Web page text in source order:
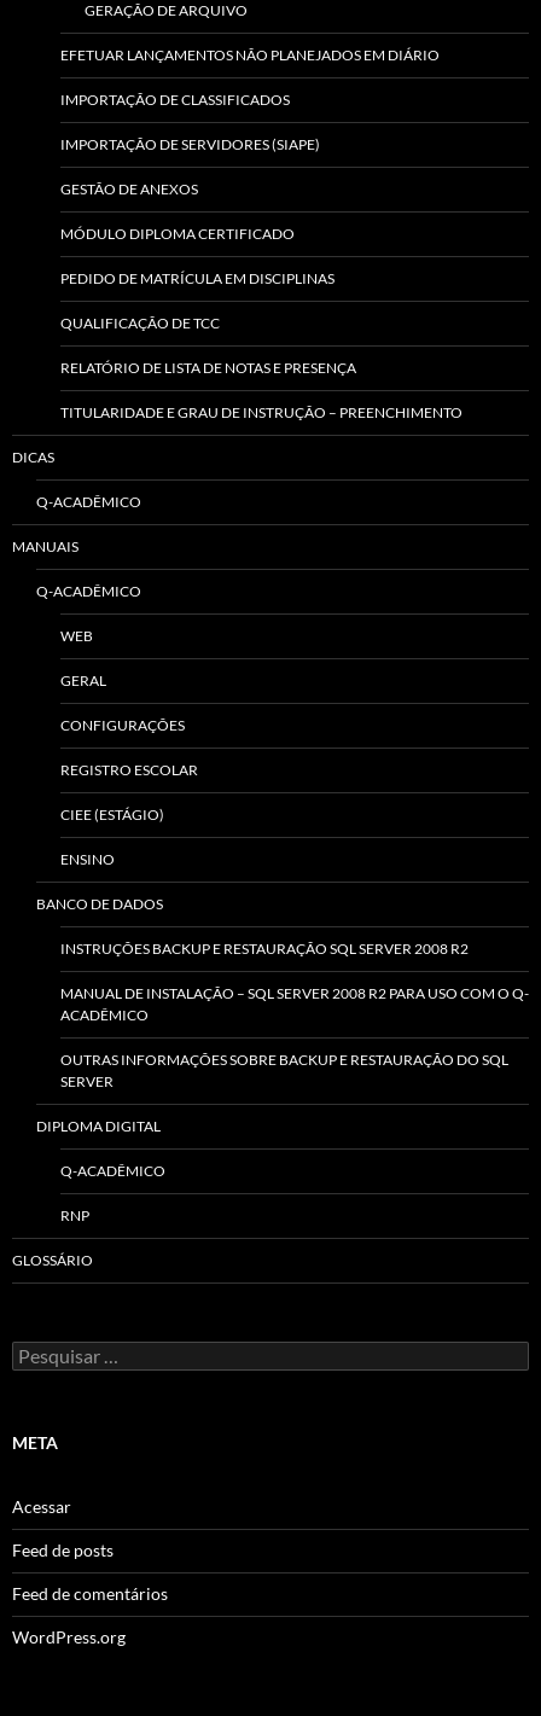
GERAÇÃO DE ARQUIVO
EFETUAR LANÇAMENTOS NÃO PLANEJADOS EM DIÁRIO
IMPORTAÇÃO DE CLASSIFICADOS
IMPORTAÇÃO DE SERVIDORES (SIAPE)
GESTÃO DE ANEXOS
MÓDULO DIPLOMA CERTIFICADO
PEDIDO DE MATRÍCULA EM DISCIPLINAS
QUALIFICAÇÃO DE TCC
RELATÓRIO DE LISTA DE NOTAS E PRESENÇA
TITULARIDADE E GRAU DE INSTRUÇÃO – PREENCHIMENTO
DICAS
Q-ACADÊMICO
MANUAIS
Q-ACADÊMICO
WEB
GERAL
CONFIGURAÇÕES
REGISTRO ESCOLAR
CIEE (ESTÁGIO)
ENSINO
BANCO DE DADOS
INSTRUÇÕES BACKUP E RESTAURAÇÃO SQL SERVER 2008 R2
MANUAL DE INSTALAÇÃO – SQL SERVER 2008 R2 PARA USO COM O Q-
ACADÊMICO
OUTRAS INFORMAÇÕES SOBRE BACKUP E RESTAURAÇÃO DO SQL
SERVER
DIPLOMA DIGITAL
Q-ACADÊMICO
RNP
GLOSSÁRIO
Pesquisar
por:
META
Acessar
Feed de posts
Feed de comentários
WordPress.org